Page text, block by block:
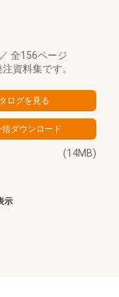
／ 全156ページ
資料集です。
(14MB)
示